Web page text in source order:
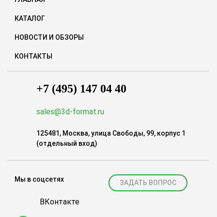
КАТАЛОГ
НОВОСТИ И ОБЗОРЫ
КОНТАКТЫ
+7 (495) 147 04 40
sales@3d-format.ru
125481, Москва, улица Свободы, 99, корпус 1
(отдельный вход)
Мы в соцсетях
ВКонтакте
ЗАДАТЬ ВОПРОС